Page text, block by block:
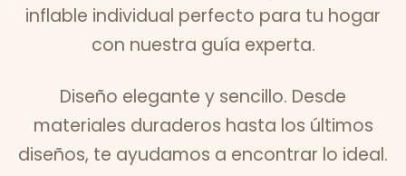
inflable individual perfecto para tu hogar
con nuestra guía experta.
Diseño elegante y sencillo. Desde
materiales duraderos hasta los últimos
diseños, te ayudamos a encontrar lo ideal.